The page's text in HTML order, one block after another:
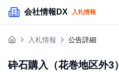
メインコンテンツにスキップ
会社情報DX 入札情報
入札情報入札情報 公告詳細
砕石購入（花巻地区外3）